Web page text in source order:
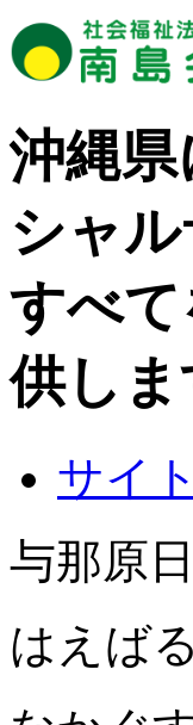
沖縄
シャル
すべ
供しま
サイ
与那原
はえば